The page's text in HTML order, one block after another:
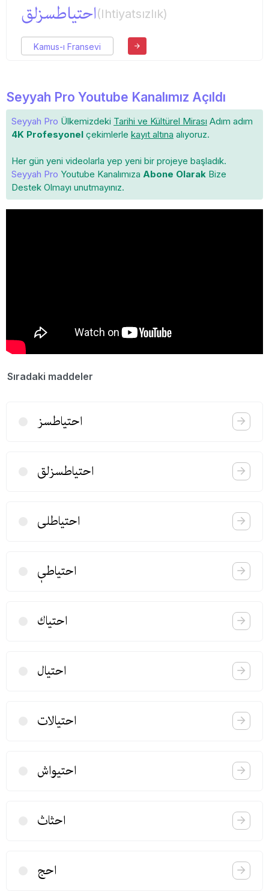
احتیاطسزلق(Ihtiyatsızlık)
Kamus-ı Fransevi
Seyyah Pro Youtube Kanalımız Açıldı
Seyyah Pro Ülkemizdeki Tarihi ve Kültürel Mirası Adım adım
4K Profesyonel çekimlerle kayıt altına alıyoruz.
Her gün yeni videolarla yep yeni bir projeye başladık.
Seyyah Pro Youtube Kanalımıza Abone Olarak Bize
Destek Olmayı unutmayınız.
Sıradaki maddeler
احتیاطسز
احتیاطسزلق
احتیاطلی
احتیاطیٖ
احتیاك
احتیال
احتیالات
احتیواش
احثاث
احج